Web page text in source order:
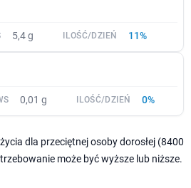
5,4 g 11%
0,01 g 0%
dla przeciętnej osoby dorosłej (8400
może być wyższe lub niższe.